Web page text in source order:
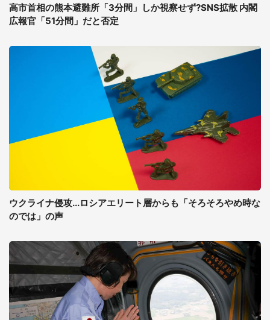
高市首相の熊本避難所「3分間」しか視察せず?SNS拡散 内閣
広報官「51分間」だと否定
ウクライナ侵攻...ロシアエリート層からも「そろそろやめ時な
のでは」の声